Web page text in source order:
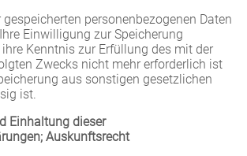
gespeicherten personenbezogenen Daten
Einwilligung zur Speicherung
Kenntnis zur Erfüllung des mit der
Zwecks nicht mehr erforderlich ist
aus sonstigen gesetzlichen
ist.
Einhaltung dieser
Auskunftsrecht